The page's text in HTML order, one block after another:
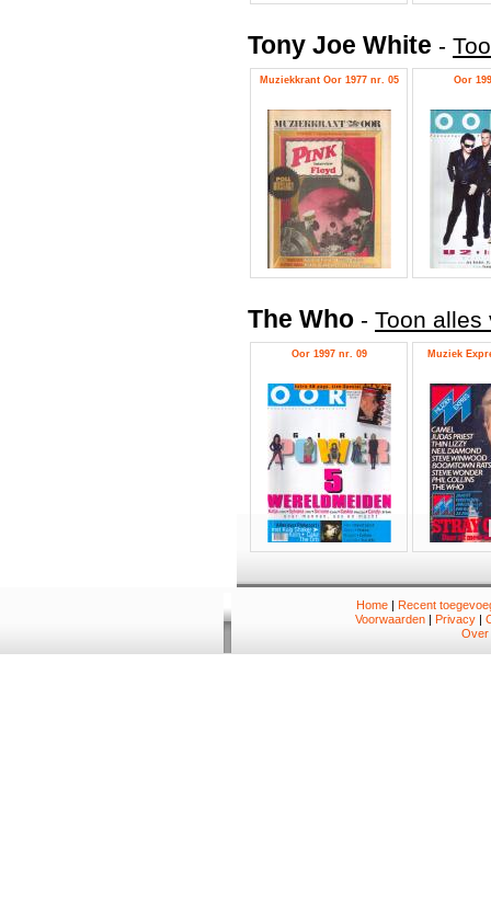
Tony Joe White -
Muziekkrant Oor 1977 nr. 05 Oor
The Who - Toon alles
Oor 1997 nr. 09 Muziek
Home| Recent
Voorwaarden | Privacy |
Over